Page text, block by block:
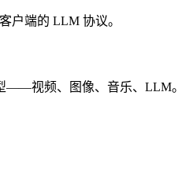
户端的 LLM 协议。
——视频、图像、音乐、LLM。